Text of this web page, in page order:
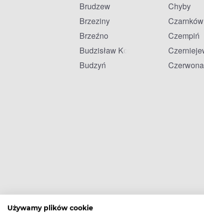
Używamy plików cookie
Brudzew
Brzeziny
Brzeźno
Budzisław Kościelny
Budzyń
Chyby
Czarnków
Czempiń